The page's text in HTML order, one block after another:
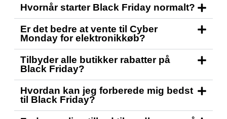
Hvornår starter Black Friday normalt?
Er det bedre at vente til Cyber
Monday for elektronikkøb?
Tilbyder alle butikker rabatter på
Black Friday?
Hvordan kan jeg forberede mig bedst
til Black Friday?